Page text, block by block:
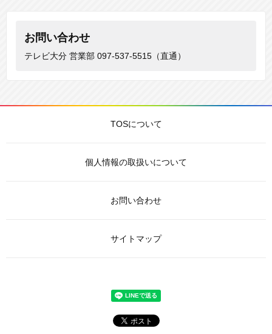
お問い合わせ
テレビ大分 営業部 097-537-5515（直通）
TOSについて
個人情報の取扱いについて
お問い合わせ
サイトマップ